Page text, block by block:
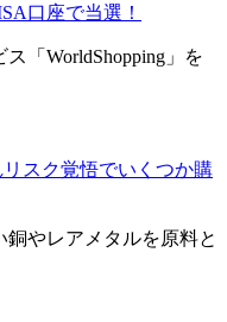
口座で当選！
「WorldShopping」を
スク覚悟でいくつか購
やレアメタルを原料と